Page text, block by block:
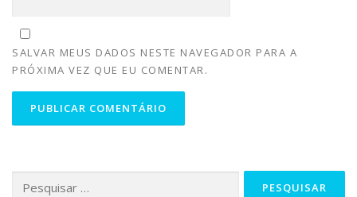
SALVAR MEUS DADOS NESTE NAVEGADOR PARA A
PRÓXIMA VEZ QUE EU COMENTAR.